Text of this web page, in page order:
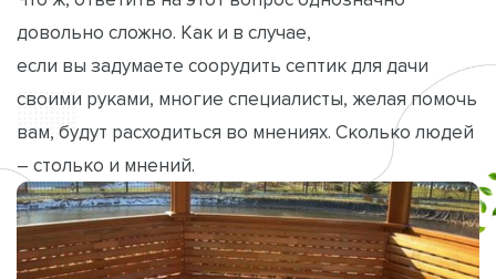
довольно сложно. Как и в случае,
если вы задумаете соорудить септик для дачи
своими руками, многие специалисты, желая помочь
вам, будут расходиться во мнениях. Сколько людей
– столько и мнений.